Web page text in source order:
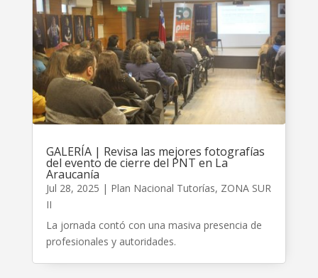
GALERÍA | Revisa las mejores fotografías
del evento de cierre del PNT en La
Araucanía
Jul 28, 2025 | Plan Nacional Tutorías, ZONA SUR
II
La jornada contó con una masiva presencia de
profesionales y autoridades.